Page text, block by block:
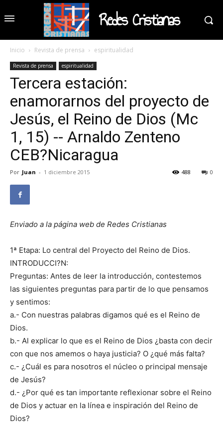
Redes Cristianas
Inicio Revista de prensa espiritualidad
Revista de prensa espiritualidad
Tercera estación:
enamorarnos del proyecto de
Jesús, el Reino de Dios (Mc
1, 15) -- Arnaldo Zenteno
CEB?Nicaragua
Por Juan - 1 diciembre 2015 0
488
Enviado a la página web de Redes Cristianas
1ª Etapa: Lo central del Proyecto del Reino de Dios.
INTRODUCCI?N:
Preguntas: Antes de leer la introducción, contestemos
las siguientes preguntas para partir de lo que pensamos
y sentimos:
a.- Con nuestras palabras digamos qué es el Reino de
Dios.
b.- Al explicar lo que es el Reino de Dios ¿basta con decir
con que nos amemos o haya justicia? O ¿qué más falta?
c.- ¿Cuál es para nosotros el núcleo o principal mensaje
de Jesús?
d.- ¿Por qué es tan importante reflexionar sobre el Reino
de Dios y actuar en la línea e inspiración del Reino de
Dios?